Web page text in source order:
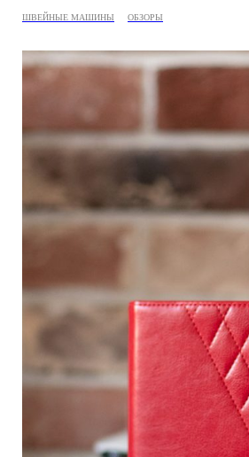
ШВЕЙНЫЕ МАШИНЫ ОБЗОРЫ